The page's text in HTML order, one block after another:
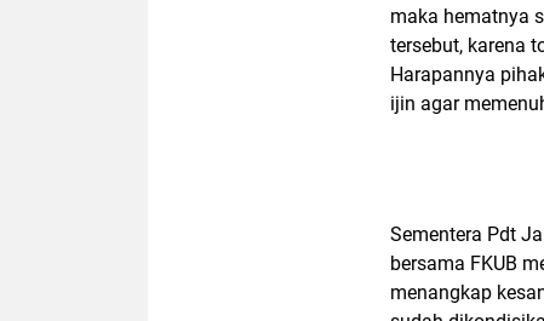
maka hematnya
tersebut, karena
Harapannya
ijin agar
Sementera Pdt
bersama FKUB
menangkap